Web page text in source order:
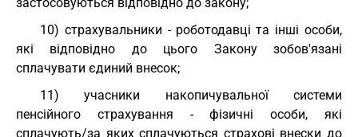
10) страхувальники - роботодавці та інші особи,
які відповідно до цього Закону зобов'язані
сплачувати єдиний внесок;
11) учасники накопичувальної системи
пенсійного страхування - фізичні особи, які
сплачують/за яких сплачуються страхові внески до